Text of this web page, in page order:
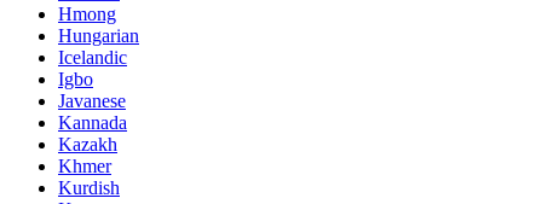
Hmong
Hungarian
Icelandic
Igbo
Javanese
Kannada
Kazakh
Khmer
Kurdish